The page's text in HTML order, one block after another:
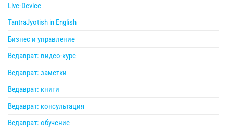
Live-Device
TantraJyotish in English
Бизнес и управление
Ведаврат: видео-курс
Ведаврат: заметки
Ведаврат: книги
Ведаврат: консультация
Ведаврат: обучение